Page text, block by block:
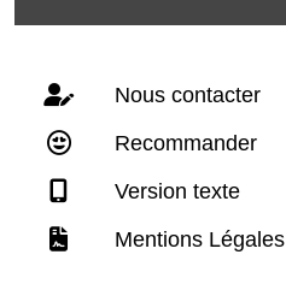
Nous contacter
Recommander
Version texte
Mentions Légales